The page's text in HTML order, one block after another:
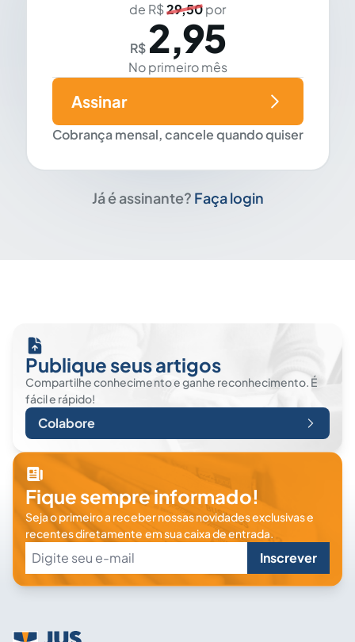
de R$29,50por
R$ 2,95
No primeiro mês
Cobrança mensal, cancele quando quiser
Assinar
Já é assinante? Faça login
Publique seus artigos
Compartilhe conhecimento e ganhe reconhecimento. É
fácil e rápido!
Colabore
Fique sempre informado!
Seja o primeiro a receber nossas novidades exclusivas e
recentes diretamente em sua caixa de entrada.
Inscrever